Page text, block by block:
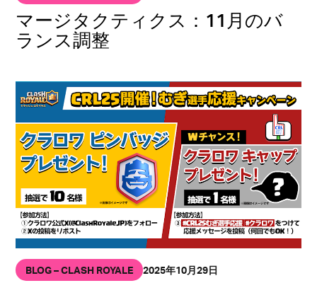
マージタクティクス：11月のバ
ランス調整
BLOG – CLASH ROYALE 2025年10月29日